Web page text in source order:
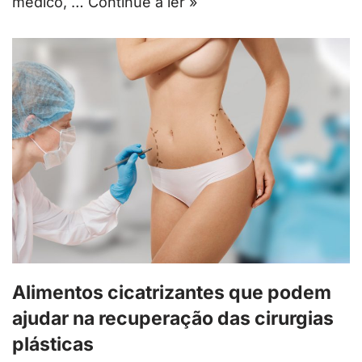
Alimentos cicatrizantes que podem
ajudar na recuperação das cirurgias
plásticas